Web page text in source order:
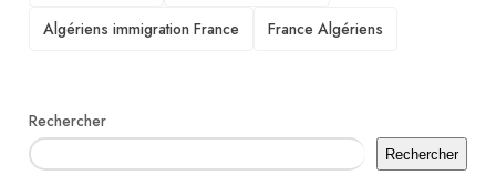
Algériens immigration France
France Algériens
Rechercher
Rechercher